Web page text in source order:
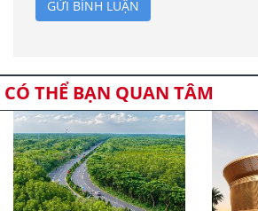
GỬI BÌNH LUẬN
CÓ THỂ BẠN QUAN TÂM